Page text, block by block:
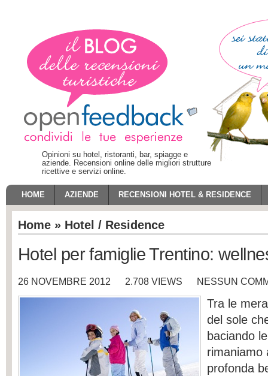
Opinioni su hotel, ristoranti, bar, spiagge e
aziende. Recensioni online delle migliori strutture
ricettive e servizi online.
HOME AZIENDE RECENSIONI HOTEL & RESIDENCE
Home » Hotel / Residence
Hotel per famiglie Trentino:
26 NOVEMBRE 2012 2.708 VIEWS NESSUN
Tra le
del sole
baciando
rimaniamo
profonda